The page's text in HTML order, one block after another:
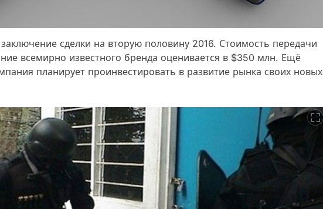
сделки на вторую половину 2016. Стоимость передачи
всемирно известного бренда оценивается в $350 млн. Ещё
планирует проинвестировать в развитие рынка своих новых